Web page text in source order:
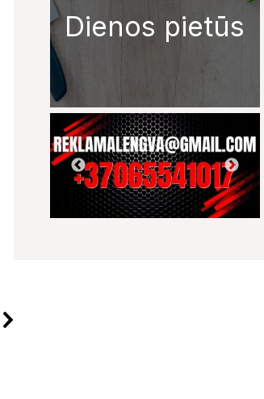
21:22
Dienos pietūs